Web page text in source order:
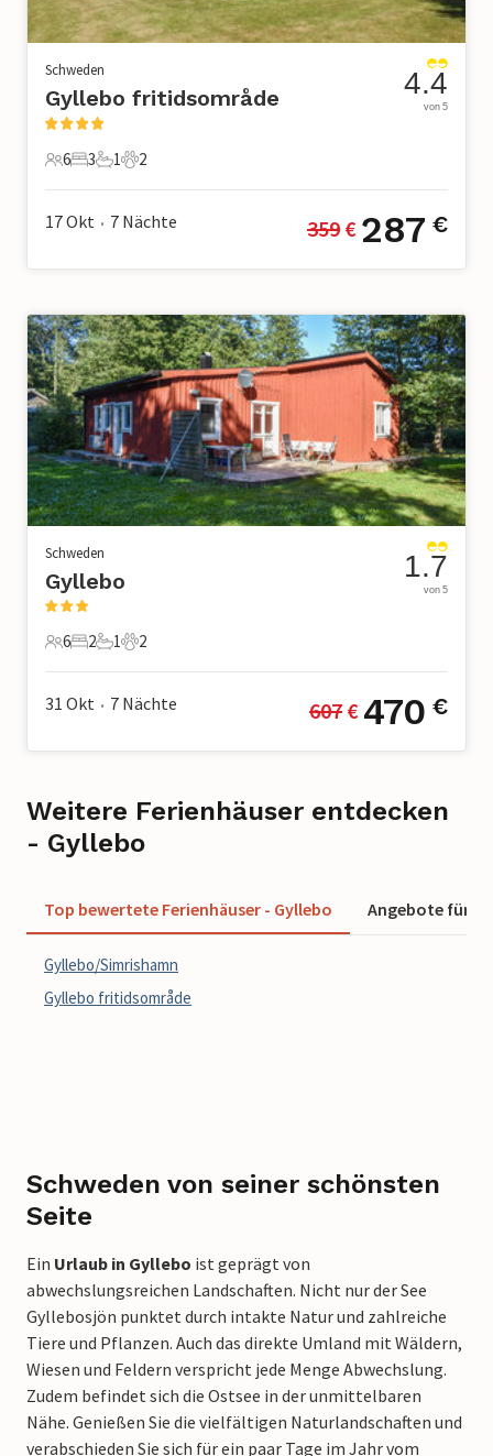
Schweden
Gyllebo fritidsområde
6 Gäste
6
3 Schlafzimmer
3
1 Badezimmer
1
2 Haustiere
2
4.4
von 5
17 Okt • 7 Nächte 359 € 287 €
Schweden
Gyllebo
6 Gäste
6
2 Schlafzimmer
2
1 Badezimmer
1
2 Haustiere
2
1.7
von 5
31 Okt • 7 Nächte 607 € 470 €
Weitere Ferienhäuser entdecken
- Gyllebo
Top bewertete Ferienhäuser - Gyllebo Angebote für
Gyllebo/Simrishamn
Gyllebo fritidsområde
Schweden von seiner schönsten
Seite
Ein Urlaub in Gyllebo ist geprägt von
abwechslungsreichen Landschaften. Nicht nur der See
Gyllebosjön punktet durch intakte Natur und zahlreiche
Tiere und Pflanzen. Auch das direkte Umland mit Wäldern,
Wiesen und Feldern verspricht jede Menge Abwechslung.
Zudem befindet sich die Ostsee in der unmittelbaren
Nähe. Genießen Sie die vielfältigen Naturlandschaften und
verabschieden Sie sich für ein paar Tage im Jahr vom